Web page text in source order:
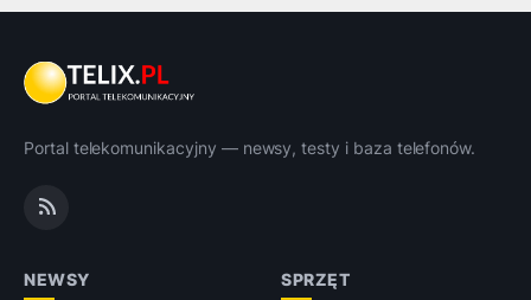
Portal telekomunikacyjny — newsy, testy i baza telefonów.
NEWSY SPRZĘT